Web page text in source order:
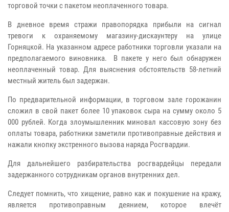
торговой точки с пакетом неоплаченного товара.
В дневное время стражи правопорядка прибыли на сигнал
тревоги к охраняемому магазину-дискаунтеру на улице
Горняцкой. На указанном адресе работники торговли указали на
предполагаемого виновника. В пакете у него был обнаружен
неоплаченный товар. Для выяснения обстоятельств 58-летний
местный житель был задержан.
По предварительной информации, в торговом зале горожанин
сложил в свой пакет более 10 упаковок сыра на сумму около 5
000 рублей. Когда злоумышленник миновал кассовую зону без
оплаты товара, работники заметили противоправные действия и
нажали кнопку экстренного вызова наряда Росгвардии.
Для дальнейшего разбирательства росгвардейцы передали
задержанного сотрудникам органов внутренних дел.
Следует помнить, что хищение, равно как и покушение на кражу,
является противоправным деянием, которое влечёт